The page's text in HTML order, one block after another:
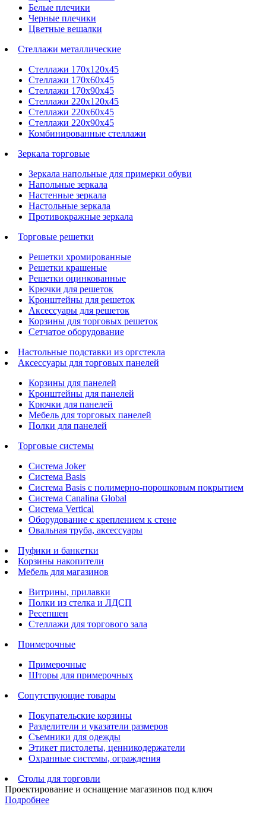
Белые плечики
Черные плечики
Цветные вешалки
Стеллажи металлические
Стеллажи 170х120х45
Стеллажи 170х60х45
Стеллажи 170х90х45
Стеллажи 220х120х45
Стеллажи 220х60х45
Стеллажи 220х90х45
Комбинированные стеллажи
Зеркала торговые
Зеркала напольные для примерки обуви
Напольные зеркала
Настенные зеркала
Настольные зеркала
Противокражные зеркала
Торговые решетки
Решетки хромированные
Решетки крашеные
Решетки оцинкованные
Крючки для решеток
Кронштейны для решеток
Аксессуары для решеток
Корзины для торговых решеток
Сетчатое оборудование
Настольные подставки из оргстекла
Аксессуары для торговых панелей
Корзины для панелей
Кронштейны для панелей
Крючки для панелей
Мебель для торговых панелей
Полки для панелей
Торговые системы
Система Joker
Система Basis
Система Basis с полимерно-порошковым покрытием
Система Canalina Global
Система Vertical
Оборудование с креплением к стене
Овальная труба, аксессуары
Пуфики и банкетки
Корзины накопители
Мебель для магазинов
Витрины, прилавки
Полки из стелка и ЛДСП
Ресепшен
Стеллажи для торгового зала
Примерочные
Примерочные
Шторы для примерочных
Сопутствующие товары
Покупательские корзины
Разделители и указатели размеров
Съемники для одежды
Этикет пистолеты, ценникодержатели
Охранные системы, ограждения
Столы для торговли
Проектирование и оснащение магазинов под ключ
Подробнее